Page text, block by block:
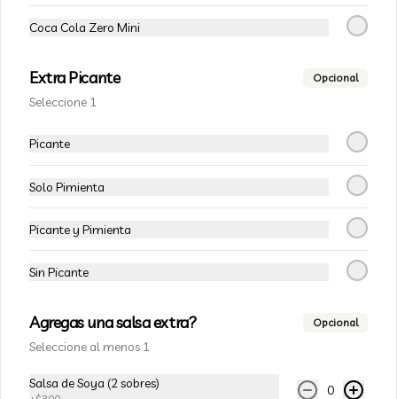
Tofu Fresco Artesanal 900g
Conócenos
Zona de despacho
Coca Cola Zero Mini
Extra Picante Opcional
Seleccione 1
Picante
Solo Pimienta
Picante y Pimienta
Sin Picante
Agregas una salsa extra? Opcional
Seleccione al menos 1
Salsa de Soya (2 sobres) 0